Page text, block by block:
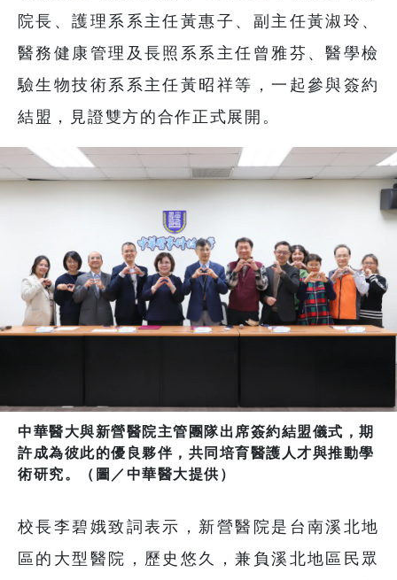
院長、護理系系主任黃惠子、副主任黃淑玲、
醫務健康管理及長照系系主任曾雅芬、醫學檢
驗生物技術系系主任黃昭祥等，一起參與簽約
結盟，見證雙方的合作正式展開。
中華醫大與新營醫院主管團隊出席簽約結盟儀式，期
許成為彼此的優良夥伴，共同培育醫護人才與推動學
術研究。（圖／中華醫大提供）
校長李碧娥致詞表示，新營醫院是台南溪北地
區的大型醫院，歷史悠久，兼負溪北地區民眾